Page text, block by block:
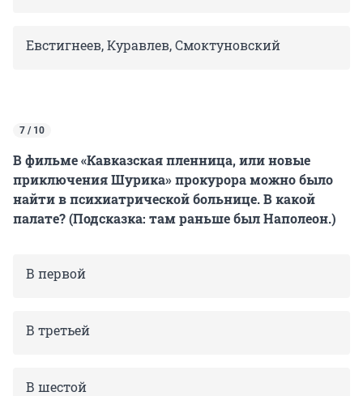
Евстигнеев, Куравлев, Смоктуновский
7 / 10
В фильме «Кавказская пленница, или новые
приключения Шурика» прокурора можно было
найти в психиатрической больнице. В какой
палате? (Подсказка: там раньше был Наполеон.)
В первой
В третьей
В шестой